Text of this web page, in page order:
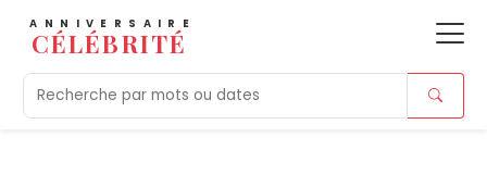
ANNIVERSAIRE
CÉLÉBRITÉ
Aujourd'hui Tendances Morts